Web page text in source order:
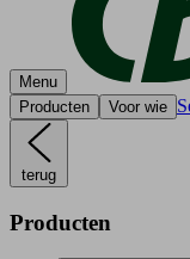
Menu
Producten
Voor wie
terug
Producten